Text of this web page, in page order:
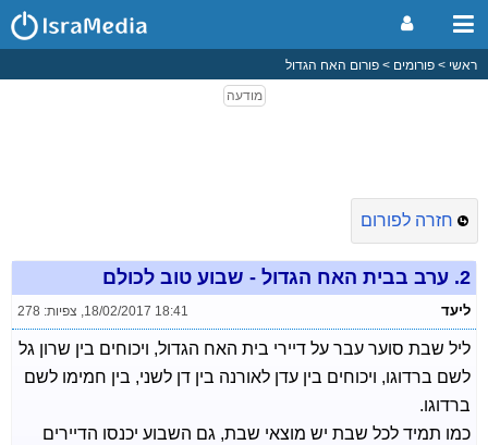
ראשי פורומים פורום האח הגדול
חזרה לפורום
2. ערב בבית האח הגדול - שבוע טוב לכולם
ליעד 18/02/2017 18:41
, צפיות: 278
ליל שבת סוער עבר על דיירי בית האח הגדול, ויכוחים בין שרון גל
לשם ברדוגו, ויכוחים בין עדן לאורנה בין דן לשני, בין חמימו לשם
ברדוגו.
כמו תמיד לכל שבת יש מוצאי שבת, גם השבוע יכנסו הדיירים